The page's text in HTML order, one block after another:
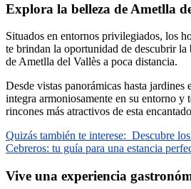
Explora la belleza de Ametlla
Situados en entornos privilegiados, los
te brindan la oportunidad de descubrir la
de Ametlla del Vallès a poca distancia.
Desde vistas panorámicas hasta jardines
integra armoniosamente en su entorno y
rincones más atractivos de esta
Quizás también te interese: Descubre
Cebreros: tu guía para una estancia
Vive una experiencia